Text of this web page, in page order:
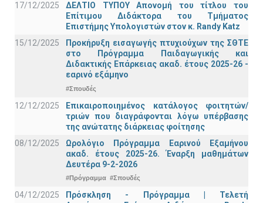
17/12/2025
ΔΕΛΤΙΟ ΤΥΠΟΥ Απονομή του τίτλου του
Επίτιμου Διδάκτορα του Τμήματος
Επιστήμης Υπολογιστών στον κ. Randy Katz
15/12/2025
Προκήρυξη εισαγωγής πτυχιούχων της ΣΘΤΕ
στο Πρόγραμμα Παιδαγωγικής και
Διδακτικής Επάρκειας ακαδ. έτους 2025-26 -
εαρινό εξάμηνο
#Σπουδές
12/12/2025
Επικαιροποιημένος κατάλογος φοιτητών/
τριών που διαγράφονται λόγω υπέρβασης
της ανώτατης διάρκειας φοίτησης
08/12/2025
Ωρολόγιο Πρόγραμμα Εαρινού Εξαμήνου
ακαδ. έτους 2025-26. Έναρξη μαθημάτων
Δευτέρα 9-2-2026
#Πρόγραμμα #Σπουδές
04/12/2025
Πρόσκληση - Πρόγραμμα | Τελετή